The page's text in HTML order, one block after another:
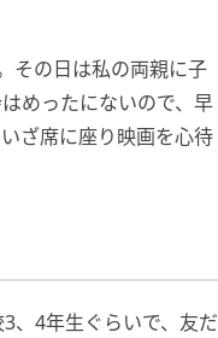
その日は私の両親に子
めったにないので、早
ざ席に座り映画を心待
、4年生ぐらいで、友だ